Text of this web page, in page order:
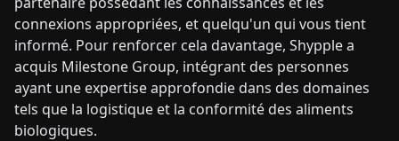
connexions appropriées, et quelqu'un qui vous tient
informé. Pour renforcer cela davantage, Shypple a
acquis Milestone Group, intégrant des personnes
ayant une expertise approfondie dans des domaines
tels que la logistique et la conformité des aliments
biologiques.